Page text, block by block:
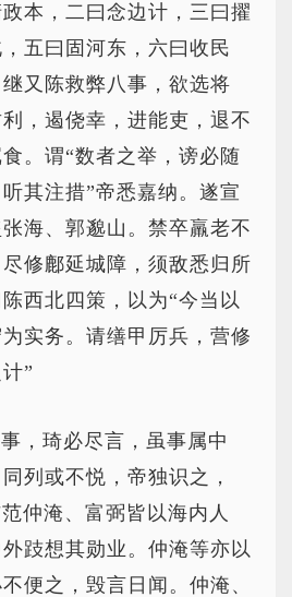
本，二曰念边计，三曰擢
五曰固河东，六曰收民
又陈救弊八事，欲选将
，遏侥幸，进能吏，退不
。谓“数者之举，谤必随
其注措”帝悉嘉纳。遂宣
海、郭邈山。禁卒羸老不
修鄜延城障，须敌悉归所
西北四策，以为“今当以
实务。请缮甲厉兵，营修
”
，琦必尽言，虽事属中
列或不悦，帝独识之，
仲淹、富弼皆以海内人
跂想其勋业。仲淹等亦以
便之，毁言日闻。仲淹、